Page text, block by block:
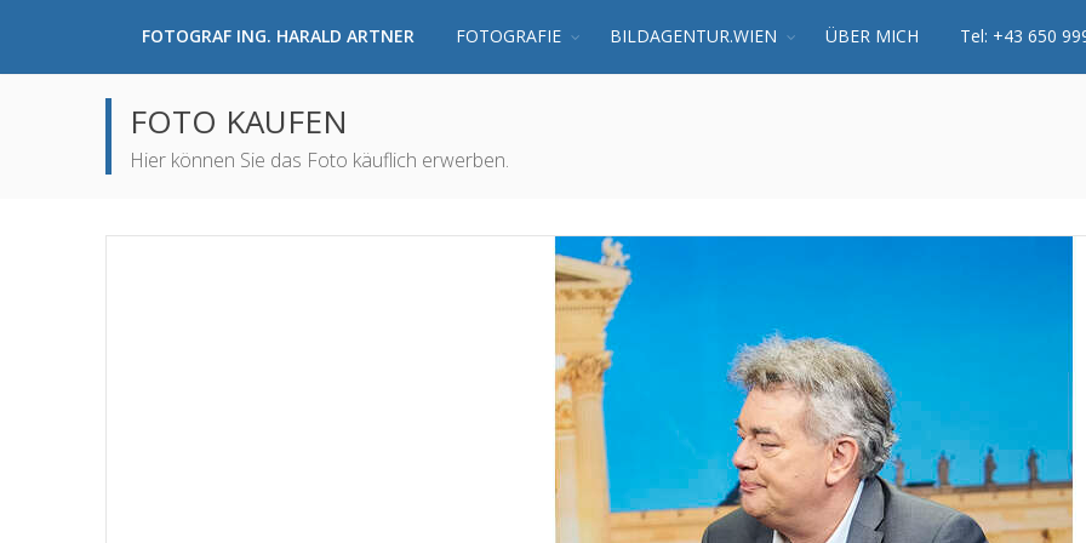
FOTOGRAF ING. HARALD ARTNER FOTOGRAFIE BILDAGENTUR.WIEN ÜBER MICH Tel: +43 650
FOTO KAUFEN
Hier können Sie das Foto käuflich erwerben.